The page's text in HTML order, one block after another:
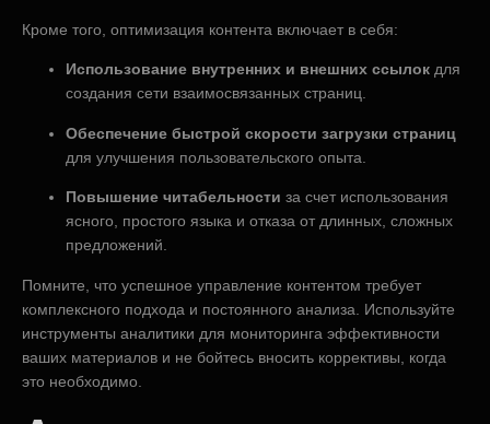
Кроме того, оптимизация контента включает в себя:
Использование внутренних и внешних ссылок для
создания сети взаимосвязанных страниц.
Обеспечение быстрой скорости загрузки страниц
для улучшения пользовательского опыта.
Повышение читабельности за счет использования
ясного, простого языка и отказа от длинных, сложных
предложений.
Помните, что успешное управление контентом требует
комплексного подхода и постоянного анализа. Используйте
инструменты аналитики для мониторинга эффективности
ваших материалов и не бойтесь вносить коррективы, когда
это необходимо.